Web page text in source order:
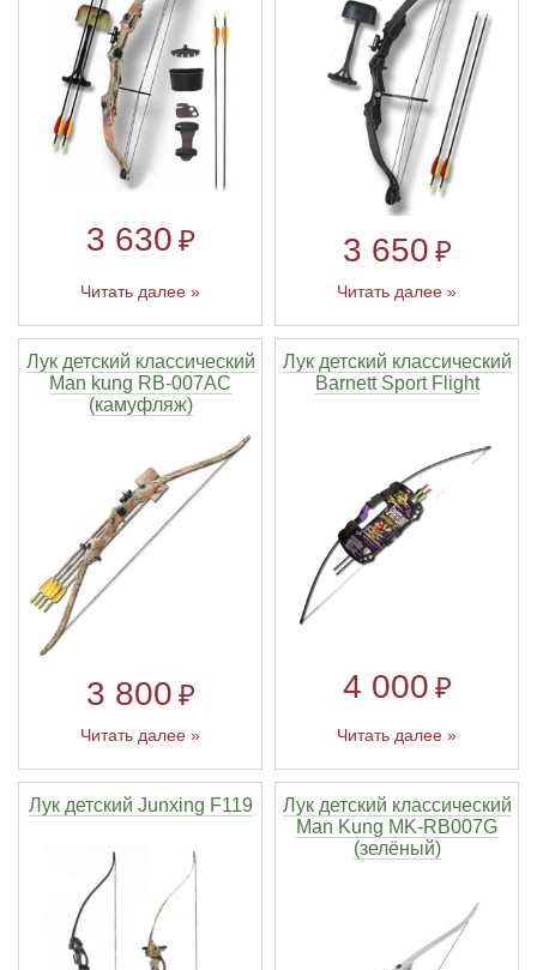
3 630 ₽
Читать далее »
3 650 ₽
Читать далее »
Лук детский классический
Man kung RB-007AC
(камуфляж)
3 800 ₽
Читать далее »
Лук детский классический
Barnett Sport Flight
4 000 ₽
Читать далее »
Лук детский Junxing F119
Лук детский классический
Man Kung MK-RB007G
(зелёный)